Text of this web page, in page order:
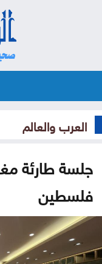
العرب والعالم
جلسة طارئة
فلسطين